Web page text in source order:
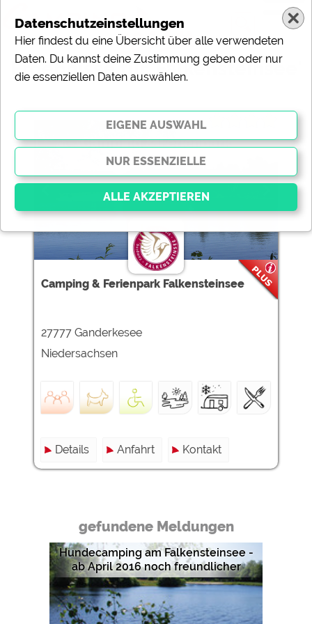
Ergebnisse für 'Falkensteinsee'
Camping & Ferienpark
Falkensteinsee
Camping & Ferienpark Falkensteinsee
27777 Ganderkesee
Niedersachsen
Details Anfahrt Kontakt
gefundene Meldungen
Hundecamping am Falkensteinsee -
ab April 2016 noch freundlicher
Datenschutzeinstellungen
Hier findest du eine Übersicht über alle verwendeten
Daten. Du kannst deine Zustimmung geben oder nur
die essenziellen Daten auswählen.
Essenziell
Essenzielle Cookies ermöglichen grundlegende
Funktionen und sind für die einwandfreie Funktion der
Website dringend erforderlich. Ohne diese Cookies
Externe Medien
Campingplatzvorschau (Vorschau
der Internetseiten von
siehe Datenschutzerklärung des
jeweiligen Anbieters
Google reCAPTCHA (Formulare) https://policies.google.com/privacy
Google Analytics https://policies.google.com/privacy
Marketing
Google Ads
https://policies.google.com/privacy
Google AdSense
https://policies.google.com/privacy